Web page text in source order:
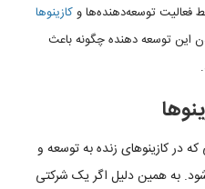
فعالیت توسعه‌دهنده‌ها وکازینوها
این توسعه دهنده چگونه باعث
در کازینوهای زنده به توسعه و
به همین دلیل اگر یک شرکتی